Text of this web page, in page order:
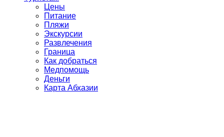
Цены
Питание
Пляжи
Экскурсии
Развлечения
Граница
Как добраться
Медпомощь
Деньги
Карта Абхазии